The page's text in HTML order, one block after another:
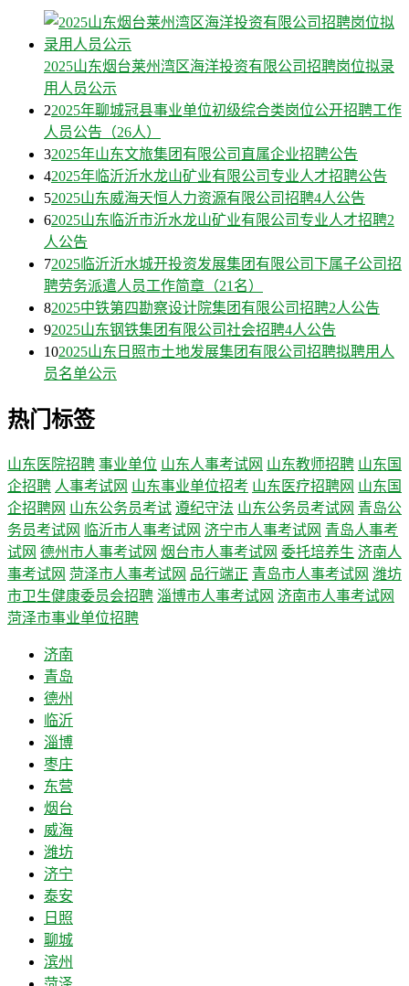
2025山东烟台莱州湾区海洋投资有限公司招聘岗位拟录
用人员公示
22025年聊城冠县事业单位初级综合类岗位公开招聘工作
人员公告（26人）
32025年山东文旅集团有限公司直属企业招聘公告
42025年临沂沂水龙山矿业有限公司专业人才招聘公告
52025山东威海天恒人力资源有限公司招聘4人公告
62025山东临沂市沂水龙山矿业有限公司专业人才招聘2
人公告
72025临沂沂水城开投资发展集团有限公司下属子公司招
聘劳务派遣人员工作简章（21名）
82025中铁第四勘察设计院集团有限公司招聘2人公告
92025山东钢铁集团有限公司社会招聘4人公告
102025山东日照市土地发展集团有限公司招聘拟聘用人
员名单公示
热门标签
山东医院招聘 事业单位 山东人事考试网 山东教师招聘 山东国
企招聘 人事考试网 山东事业单位招考 山东医疗招聘网 山东国
企招聘网 山东公务员考试 遵纪守法 山东公务员考试网 青岛公
务员考试网
临沂市人事考试网 济宁市人事考试网 青岛人事考
试网 德州市人事考试网 烟台市人事考试网 委托培养生 济南人
事考试网 菏泽市人事考试网 品行端正 青岛市人事考试网 潍坊
市卫生健康委员会招聘 淄博市人事考试网 济南市人事考试网
菏泽市事业单位招聘
济南
青岛
德州
临沂
淄博
枣庄
东营
烟台
威海
潍坊
济宁
泰安
日照
聊城
滨州